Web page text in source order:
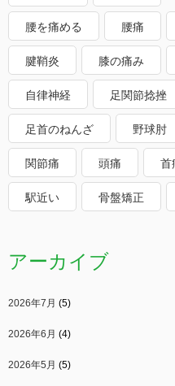
腰を痛める 腰痛
腱鞘炎 膝の痛み
自律神経 足関節捻挫
足首のねんざ 野球肘
関節痛 頭痛 首
駅近い 骨盤矯正
アーカイブ
2026年7月 (5)
2026年6月 (4)
2026年5月 (5)